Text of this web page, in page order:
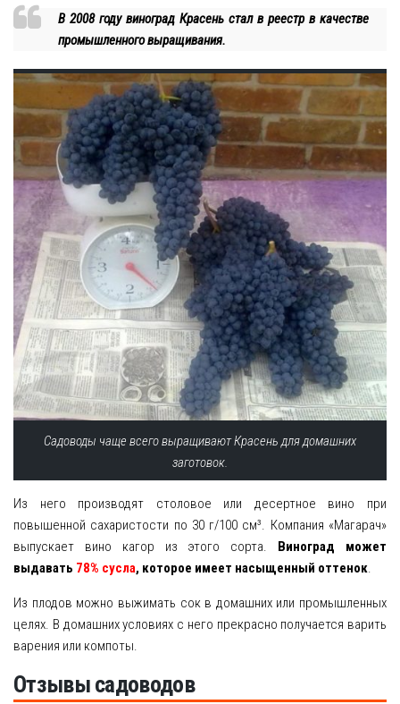
В 2008 году виноград Красень стал в реестр в качестве
промышленного выращивания.
Садоводы чаще всего выращивают Красень для домашних
заготовок.
Из него производят столовое или десертное вино при
повышенной сахаристости по 30 г/100 см³. Компания «Магарач»
выпускает вино кагор из этого сорта. Виноград может
выдавать 78% сусла, которое имеет насыщенный оттенок.
Из плодов можно выжимать сок в домашних или промышленных
целях. В домашних условиях с него прекрасно получается варить
варения или компоты.
Отзывы садоводов